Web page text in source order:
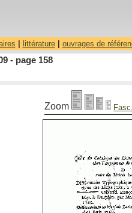
littérature| ouvrages de
- page 158
Zoom